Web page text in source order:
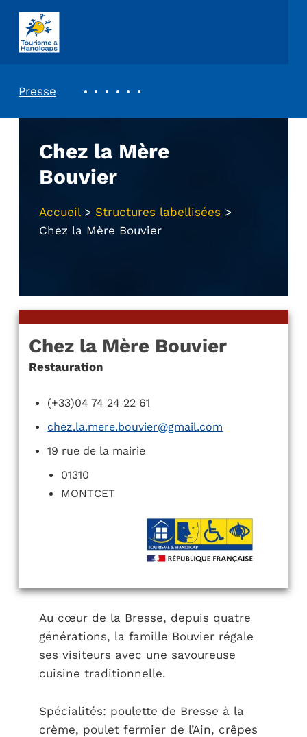
ASSOCIATION TOURISME ET HANDICAPS
Presse
Chez la Mère
Bouvier
Accueil> Structures labellisées >
Chez la Mère Bouvier
Chez la Mère Bouvier
Restauration
(+33)04 74 24 22 61
chez.la.mere.bouvier@gmail.com
19 rue de la mairie
01310
MONTCET
Au cœur de la Bresse, depuis quatre
générations, la famille Bouvier régale
ses visiteurs avec une savoureuse
cuisine traditionnelle.
Spécialités: poulette de Bresse à la
crème, poulet fermier de l’Ain, crêpes